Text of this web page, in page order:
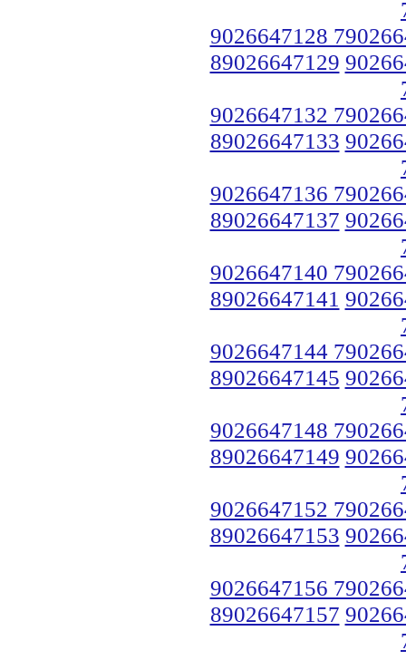
9026647128
89026647129
9026647132
89026647133
9026647136
89026647137
9026647140
89026647141
9026647144
89026647145
9026647148
89026647149
9026647152
89026647153
9026647156
89026647157